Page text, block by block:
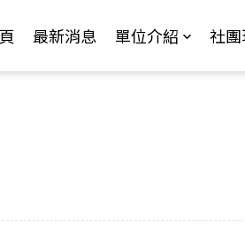
最新消息 單位介紹 社